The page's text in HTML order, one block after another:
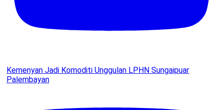
Kemenyan Jadi Komoditi Unggulan LPHN Sungaipuar
Palembayan